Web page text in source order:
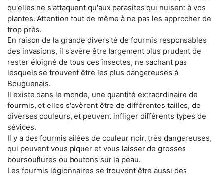
qu'elles ne s'attaquent qu'aux parasites qui nuisent à vos
plantes. Attention tout de même à ne pas les approcher de
trop près.
En raison de la grande diversité de fourmis responsables
des invasions, il s'avère être largement plus prudent de
rester éloigné de tous ces insectes, ne sachant pas
lesquels se trouvent être les plus dangereuses à
Bouguenais.
Il existe dans le monde, une quantité extraordinaire de
fourmis, et elles s'avèrent être de différentes tailles, de
diverses couleurs, et peuvent infliger différents types de
sévices.
Il y a des fourmis ailées de couleur noir, très dangereuses,
qui peuvent vous piquer et vous laisser de grosses
boursouflures ou boutons sur la peau.
Les fourmis légionnaires se trouvent être aussi des